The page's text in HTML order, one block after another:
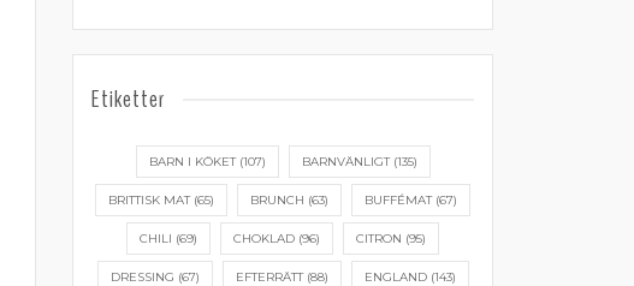
Etiketter
BARN I KÖKET(107) BARNVÄNLIGT(135)
BRITTISK MAT(65) BRUNCH (63) BUFFÉMAT(67)
CHILI (69) CHOKLAD (96) CITRON (95)
DRESSING (67) EFTERRÄTT(88) ENGLAND(143)